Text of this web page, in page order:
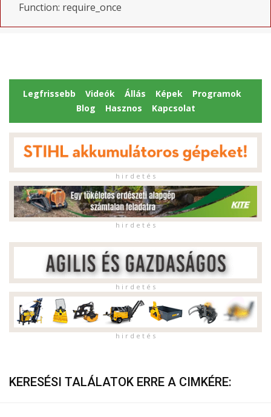
Function: require_once
Legfrissebb Videók Állás Képek
Programok
Blog
Hasznos Kapcsolat
h i r d e t é s
h i r d e t é s
h i r d e t é s
h i r d e t é s
KERESÉSI TALÁLATOK ERRE A CIMKÉRE: